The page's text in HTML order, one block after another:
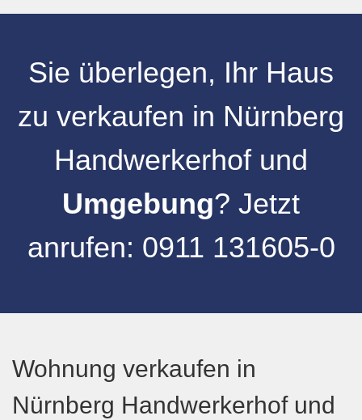
Sie überlegen, Ihr Haus
zu verkaufen in Nürnberg
Handwerkerhof und
Umgebung? Jetzt
anrufen: 0911 131605-0
Wohnung verkaufen in
Nürnberg Handwerkerhof und